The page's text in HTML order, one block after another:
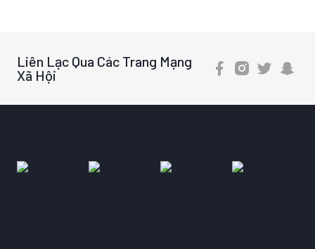
Liên Lạc Qua Các Trang Mạng
Xã Hội